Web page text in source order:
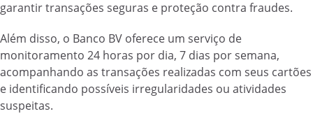
garantir transações seguras e proteção contra fraudes.
Além disso, o Banco BV oferece um serviço de
monitoramento 24 horas por dia, 7 dias por semana,
acompanhando as transações realizadas com seus cartões
e identificando possíveis irregularidades ou atividades
suspeitas.